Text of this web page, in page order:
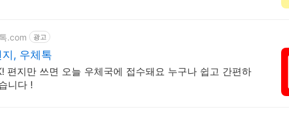
.com 광고
, 우체톡
편지만 쓰면 오늘 우체국에 접수돼요 누구나 쉽고 간편하
니다 !